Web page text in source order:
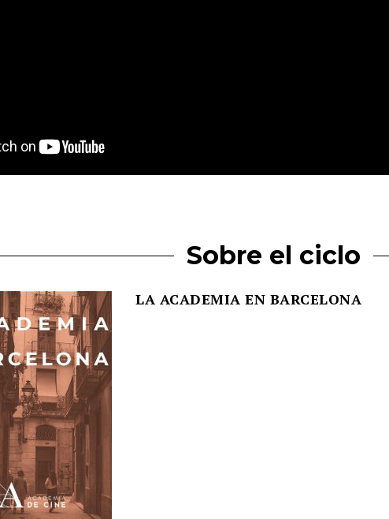
Sobre el ciclo
LA ACADEMIA EN BARCELONA